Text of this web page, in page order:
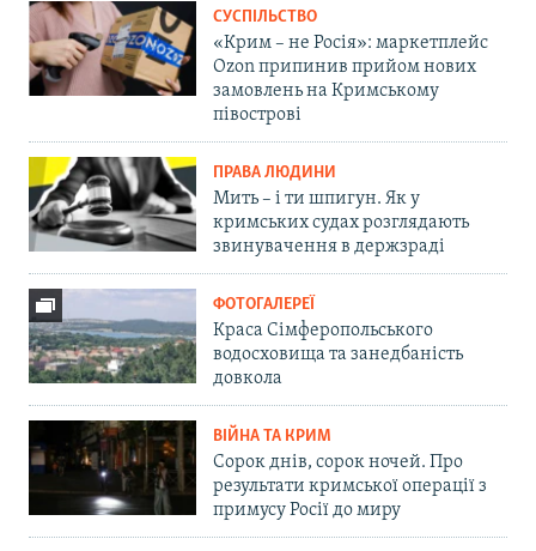
СУСПІЛЬСТВО
«Крим – не Росія»: маркетплейс
Ozon припинив прийом нових
замовлень на Кримському
півострові
ПРАВА ЛЮДИНИ
Мить – і ти шпигун. Як у
кримських судах розглядають
звинувачення в держзраді
ФОТОГАЛЕРЕЇ
Краса Сімферопольського
водосховища та занедбаність
довкола
ВІЙНА ТА КРИМ
Сорок днів, сорок ночей. Про
результати кримської операції з
примусу Росії до миру